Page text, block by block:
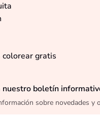
nuestro boletín
sobre novedades y
colorear gratis